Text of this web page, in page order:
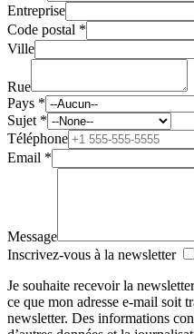
Entreprise
Code postal *
Ville
Rue
Pays *
Sujet *
Téléphone
Email *
Message
Inscrivez-vous à la newsletter
Je souhaite recevoir la
ce que mon adresse e-mail soit
newsletter. Des informations